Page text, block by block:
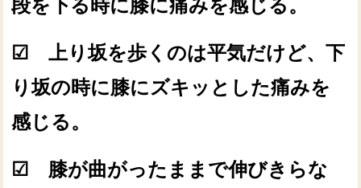
段を下る時に膝に痛みを感じる。
☑ 上り坂を歩くのは平気だけど、下
り坂の時に膝にズキッとした痛みを
感じる。
☑ 膝が曲がったままで伸びきらな